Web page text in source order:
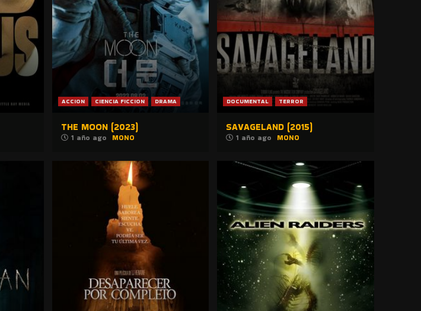
ACCION CIENCIA FICCION DRAMA
THE MOON (2023)
1 año ago MONO
DOCUMENTAL TERROR
SAVAGELAND (2015)
1 año ago MONO